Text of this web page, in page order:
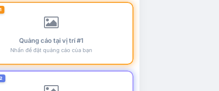
Quảng cáo tại vị trí #1
Nhấn để đặt quảng cáo của bạn